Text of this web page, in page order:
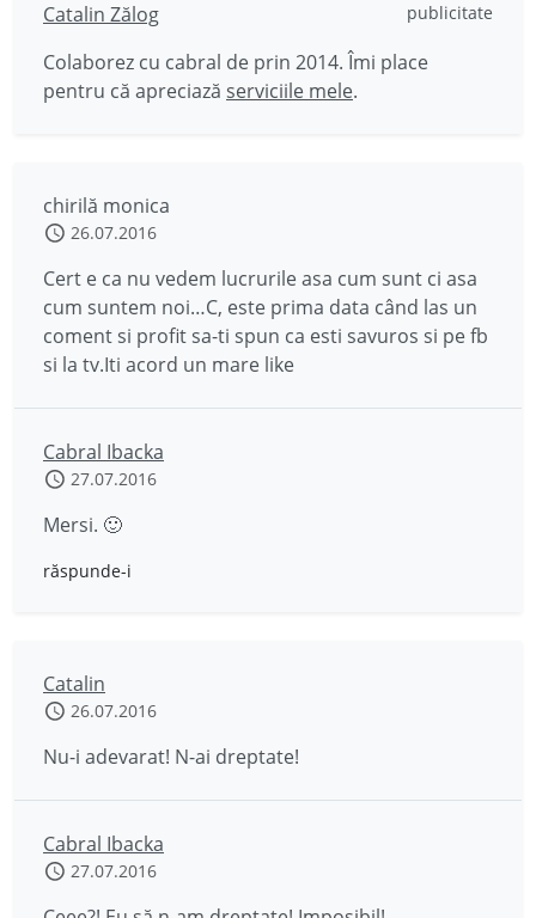
Catalin Zălog publicitate
Colaborez cu cabral de prin 2014. Îmi place
pentru că apreciază serviciile mele.
chirilă monica
26.07.2016
Cert e ca nu vedem lucrurile asa cum sunt ci asa
cum suntem noi…C, este prima data când las un
coment si profit sa-ti spun ca esti savuros si pe fb
si la tv.Iti acord un mare like
Cabral Ibacka
27.07.2016
Mersi. 🙂
răspunde-i
Catalin
26.07.2016
Nu-i adevarat! N-ai dreptate!
Cabral Ibacka
27.07.2016